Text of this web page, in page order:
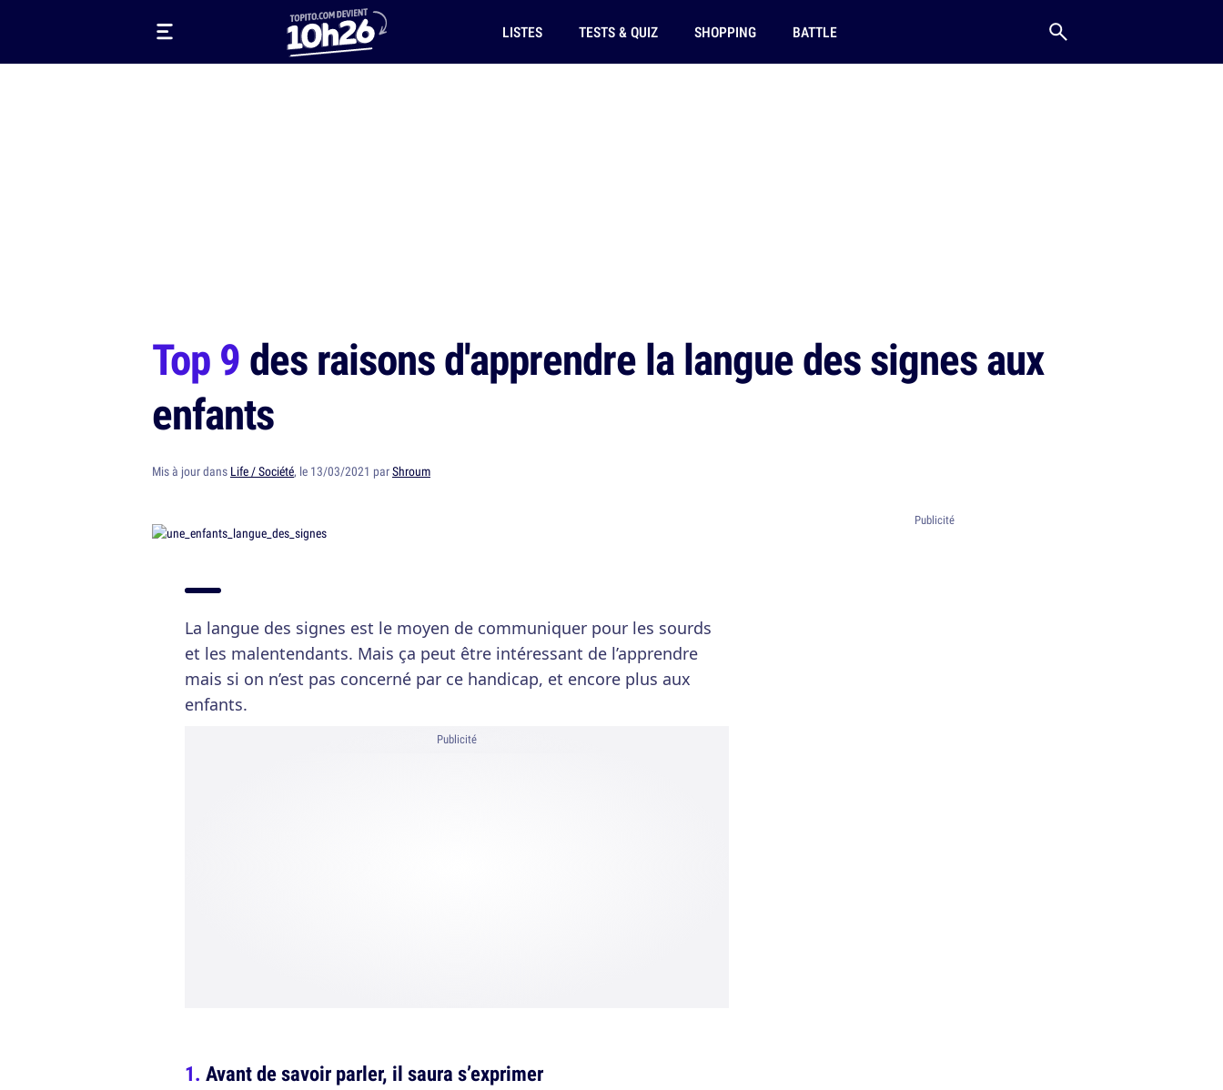
LISTES TESTS & QUIZ SHOPPING BATTLE
Top 9des raisons d'apprendre la langue des signes aux
enfants
Mis à jour dans Life / Société, le 13/03/2021 parShroum
La langue des signes est le moyen de communiquer pour les sourds
et les malentendants. Mais ça peut être intéressant de l’apprendre
mais si on n’est pas concerné par ce handicap, et encore plus aux
enfants.
Publicité
Avant de savoir parler, il saura s’exprimer